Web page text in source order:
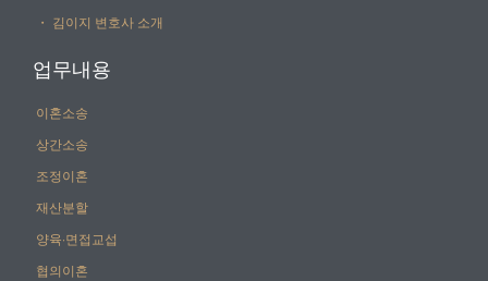
・ 김이지 변호사 소개
업무내용
이혼소송
상간소송
조정이혼
재산분할
양육·면접교섭
협의이혼